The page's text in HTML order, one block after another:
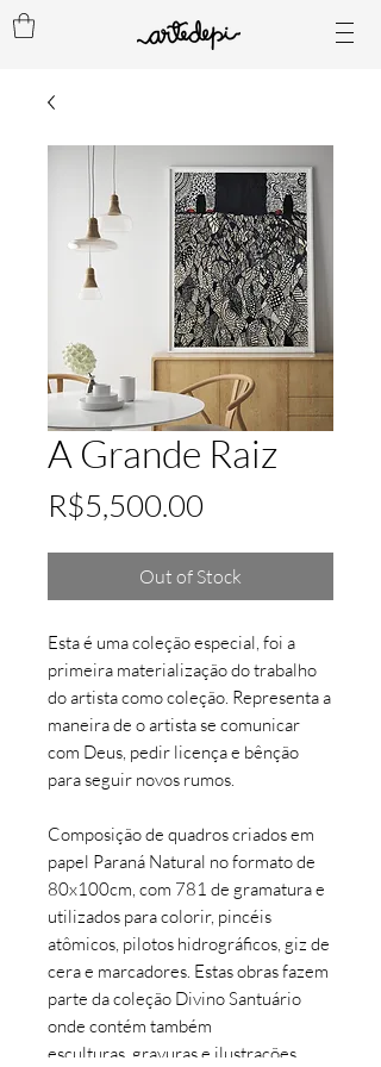
A Grande Raiz
R$5,500.00Price
Out of Stock
Esta é uma coleção especial, foi a
primeira materialização do trabalho
do artista como coleção. Representa a
maneira de o artista se comunicar
com Deus, pedir licença e bênção
para seguir novos rumos.
Composição de quadros criados em
papel Paraná Natural no formato de
80x100cm, com 781 de gramatura e
utilizados para colorir, pincéis
atômicos, pilotos hidrográficos, giz de
cera e marcadores. Estas obras fazem
parte da coleção Divino Santuário
onde contém também
esculturas, gravuras e ilustrações.